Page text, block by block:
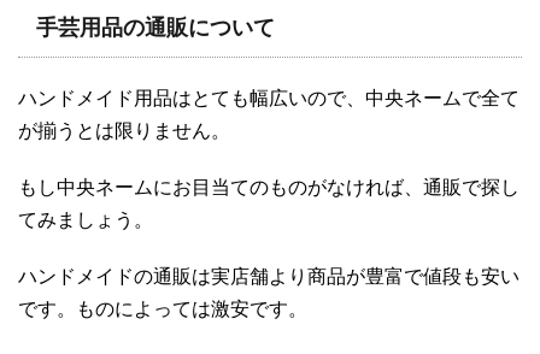
手芸用品の通販について
ハンドメイド用品はとても幅広いので、中央ネームで全て
が揃うとは限りません。
もし中央ネームにお目当てのものがなければ、通販で探し
てみましょう。
ハンドメイドの通販は実店舗より商品が豊富で値段も安い
です。ものによっては激安です。